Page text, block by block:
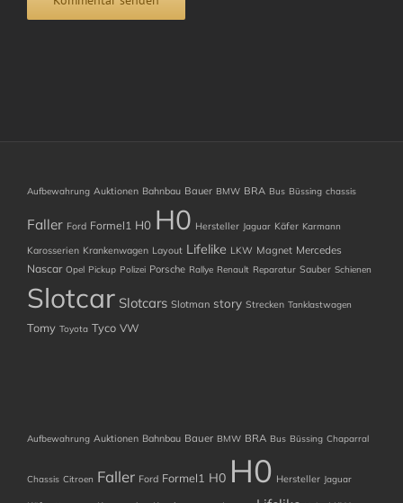
Aufbewahrung Auktionen Bahnbau Bauer BMW BRA Bus Büssing chassis
Faller Ford Formel1 H0 H0 Hersteller Jaguar Käfer Karmann
Karosserien Krankenwagen Layout Lifelike LKW Magnet Mercedes
Nascar Opel Pickup Polizei Porsche Rallye Renault Reparatur Sauber Schienen
Slotcar Slotcars Slotman story Strecken Tanklastwagen
Tomy Toyota Tyco VW
Aufbewahrung Auktionen Bahnbau Bauer BMW BRA Bus Büssing Chaparral
Chassis Citroen Faller Ford Formel1 H0 H0 Hersteller Jaguar